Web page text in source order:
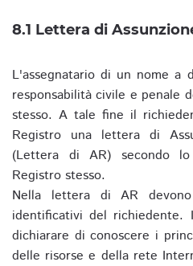
8.1 Lettera di
L'assegnatario di un nome a
responsabilità civile e penale
stesso. A tale fine il
Registro una lettera di
(Lettera di AR) secondo lo
Registro stesso.
Nella lettera di AR
identificativi del richiedente.
dichiarare di conoscere i
delle risorse e della rete